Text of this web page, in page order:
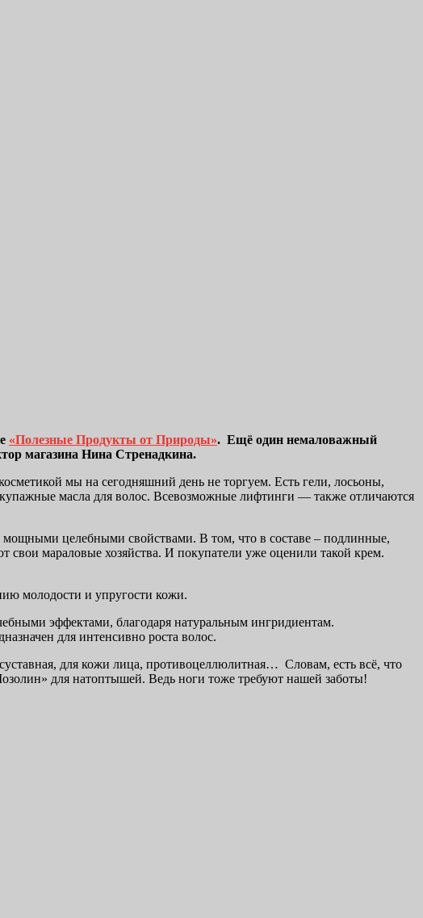
«Полезные Продукты от Природы». Ещё один немаловажный
магазина Нина Стренадкина.
мы на сегодняшний день не торгуем. Есть гели, лосьоны,
масла для волос. Всевозможные лифтинги — также отличаются
целебными свойствами. В том, что в составе – подлинные,
мараловые хозяйства. И покупатели уже оценили такой крем.
молодости и упругости кожи.
эффектами, благодаря натуральным ингридиентам.
для интенсивно роста волос.
для кожи лица, противоцеллюлитная… Словам, есть всё, что
для натоптышей. Ведь ноги тоже требуют нашей заботы!